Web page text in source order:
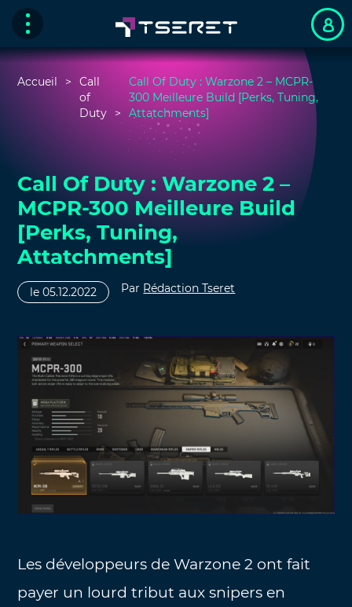
Accueil
Call
of
Duty
Call Of Duty : Warzone 2 – MCPR-
300 Meilleure Build [Perks, Tuning,
Attatchments]
Call Of Duty : Warzone 2 –
MCPR-300 Meilleure Build
[Perks, Tuning,
Attatchments]
le 05.12.2022 Par Rédaction Tseret
Les développeurs de Warzone 2 ont fait
payer un lourd tribut aux snipers en